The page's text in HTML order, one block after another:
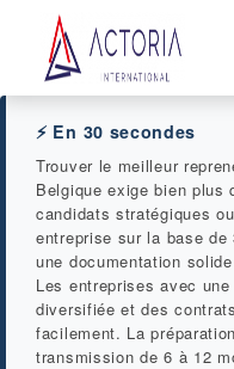
⚡ En 30 secondes
Trouver le meilleur
Belgique exige bien
candidats stratégiques
entreprise sur la base
une documentation
Les entreprises avec
diversifiée et des
facilement. La
transmission de 6 à 12